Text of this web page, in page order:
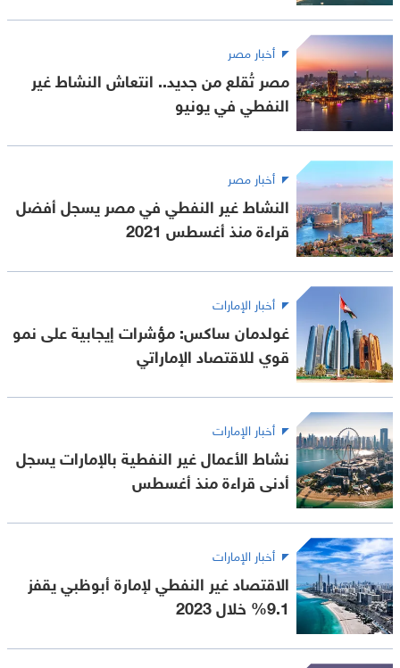
أخبار مصر
مصر تُقلع من جديد.. انتعاش النشاط غير
النفطي في يونيو
أخبار مصر
النشاط غير النفطي في مصر يسجل أفضل
قراءة منذ أغسطس 2021
أخبار الإمارات
غولدمان ساكس: مؤشرات إيجابية على نمو
قوي للاقتصاد الإماراتي
أخبار الإمارات
نشاط الأعمال غير النفطية بالإمارات يسجل
أدنى قراءة منذ أغسطس
أخبار الإمارات
الاقتصاد غير النفطي لإمارة أبوظبي يقفز
9.1% خلال 2023